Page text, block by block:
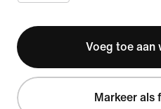
Voeg toe aan
Markeer als